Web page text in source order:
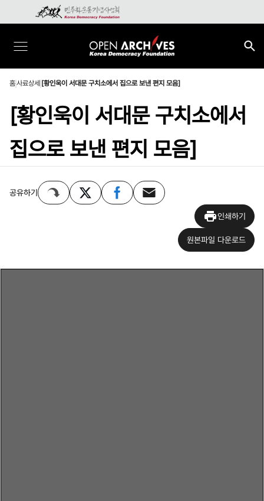
홈사료상세 [황인욱이 서대문 구치소에서 집으로 보낸 편지 모음]
[황인욱이 서대문 구치소에서
집으로 보낸 편지 모음]
공유하기
인쇄하기
원본파일 다운로드